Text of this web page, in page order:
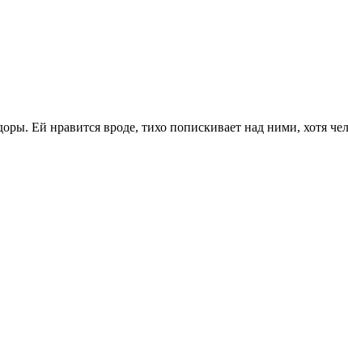
Ей нравится вроде, тихо попискивает над ними, хотя